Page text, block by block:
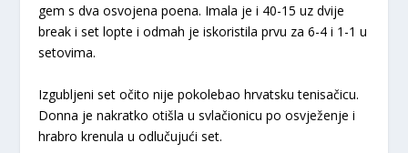
gem s dva osvojena poena. Imala je i 40-15 uz dvije
break i set lopte i odmah je iskoristila prvu za 6-4 i 1-1 u
setovima.
Izgubljeni set očito nije pokolebao hrvatsku tenisačicu.
Donna je nakratko otišla u svlačionicu po osvježenje i
hrabro krenula u odlučujući set.